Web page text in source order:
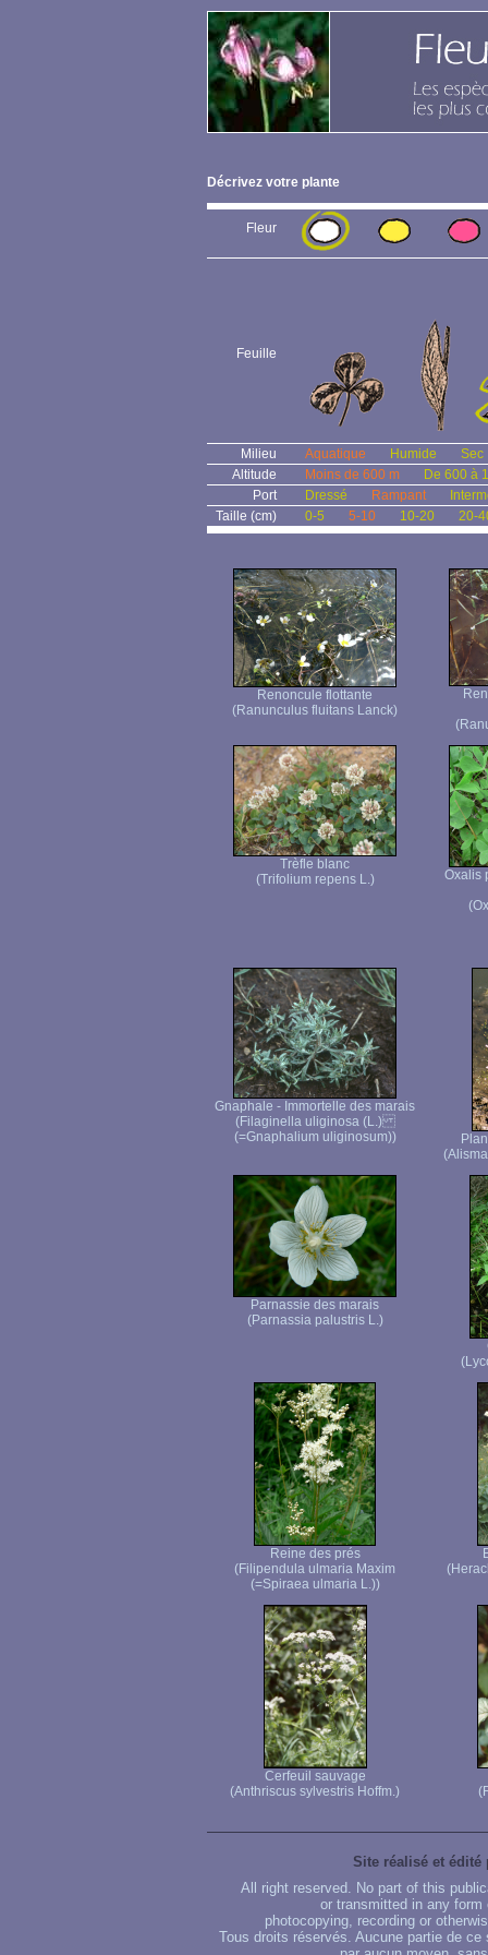
Décrivez votre plante
Fleur
Feuille
Milieu Aquatique Humide
Sec
Altitude
Moins de 600 m
De 600 à
Port
Dressé Rampant
Taille (cm)
0-5 5-10 10-20 20-
Renoncule flottante
(Ranunculus fluitans Lanck)
Trèfle blanc
(Trifolium repens L.)
Oxalis
Gnaphale - Immortelle des marais
(Filaginella uliginosa (L.)
(=Gnaphalium uliginosum))
Parnassie des marais
(Parnassia palustris L.)
Reine des prés
(Filipendula ulmaria Maxim
(=Spiraea ulmaria L.))
Cerfeuil sauvage
(Anthriscus sylvestris Hoffm.)
Site réalisé et édité
All right reserved. No part of this
or transmitted in any
photocopying, recording or
Tous droits réservés. Aucune partie de